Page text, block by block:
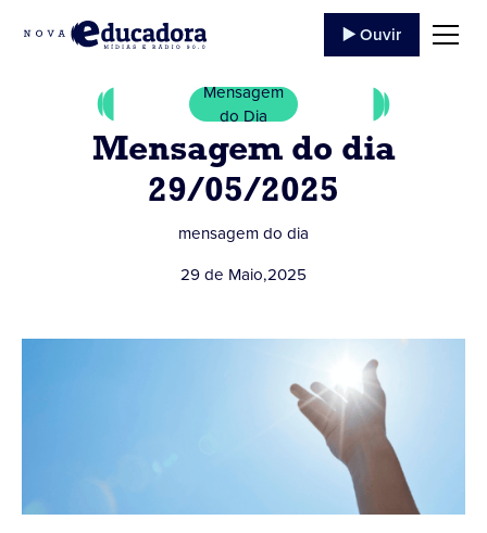
▶️ Ouvir
Mensagem
do Dia
Mensagem do dia
29/05/2025
mensagem do dia
29 de Maio,2025